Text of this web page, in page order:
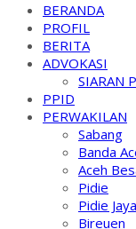
BERANDA
PROFIL
BERITA
ADVOKASI
SIARAN
PPID
PERWAKILAN
Sabang
Banda
Aceh
Pidie
Pidie Jaya
Bireuen